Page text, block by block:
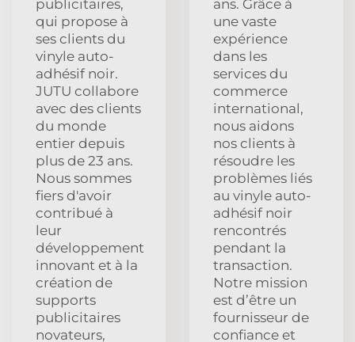
publicitaires,
qui propose à
ses clients du
vinyle auto-
adhésif noir.
JUTU collabore
avec des clients
du monde
entier depuis
plus de 23 ans.
Nous sommes
fiers d'avoir
contribué à
leur
développement
innovant et à la
création de
supports
publicitaires
novateurs,
ans. Grâce à
une vaste
expérience
dans les
services du
commerce
international,
nous aidons
nos clients à
résoudre les
problèmes liés
au vinyle auto-
adhésif noir
rencontrés
pendant la
transaction.
Notre mission
est d’être un
fournisseur de
confiance et